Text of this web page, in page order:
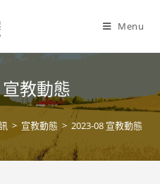
Menu
教動態
> 宣教動態 > 2023-08 宣教動態